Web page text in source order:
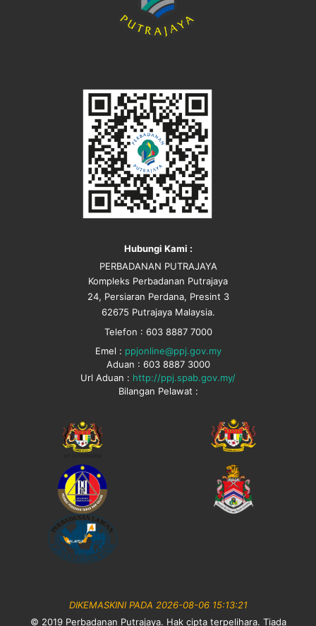
Hubungi Kami :
PERBADANAN PUTRAJAYA
Kompleks Perbadanan Putrajaya
24, Persiaran Perdana, Presint 3
62675 Putrajaya Malaysia.
Telefon : 603 8887 7000
Emel : ppjonline@ppj.gov.my
Aduan : 603 8887 3000
Url Aduan : http://ppj.spab.gov.my/
Bilangan Pelawat :
DIKEMASKINI PADA 2026-08-06 15:13:21
© 2019 Perbadanan Putrajaya. Hak cipta terpelihara. Tiada